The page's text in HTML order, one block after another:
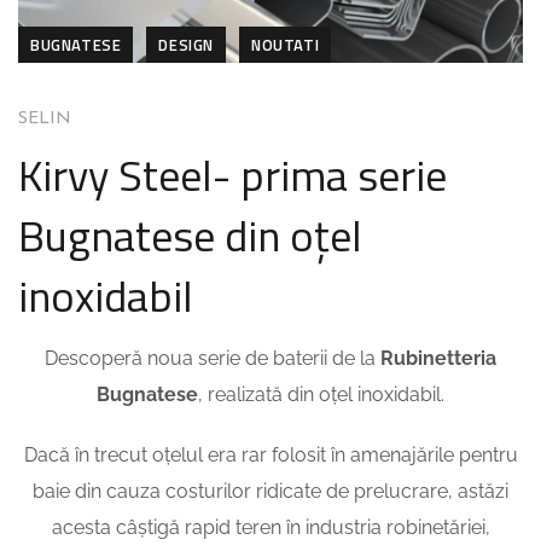
BUGNATESE DESIGN NOUTATI
SELIN
Kirvy Steel- prima serie
Bugnatese din oțel
inoxidabil
Descoperă noua serie de baterii de la Rubinetteria
Bugnatese, realizată din oțel inoxidabil.
Dacă în trecut oțelul era rar folosit în amenajările pentru
baie din cauza costurilor ridicate de prelucrare, astăzi
acesta câștigă rapid teren în industria robinetăriei,